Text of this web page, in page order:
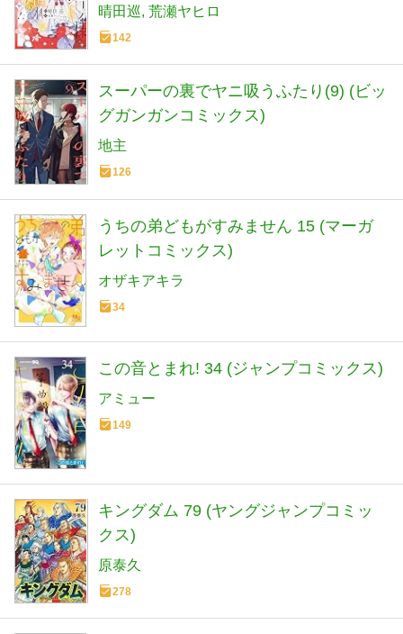
晴田巡 荒瀬ヤヒロ
142
スーパーの裏でヤニ吸うふたり(9) (ビッ
グガンガンコミックス)
地主
126
うちの弟どもがすみません 15 (マーガ
レットコミックス)
オザキアキラ
34
この音とまれ! 34 (ジャンプコミックス)
アミュー
149
キングダム 79 (ヤングジャンプコミッ
クス)
原泰久
278